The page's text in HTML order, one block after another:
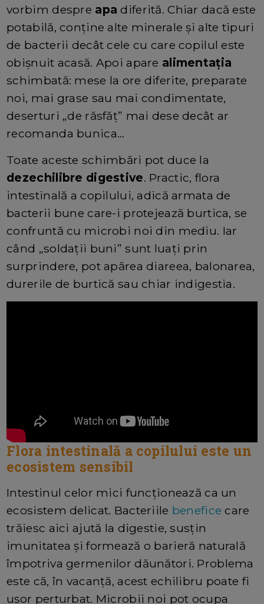
vorbim despre apadiferită. Chiar dacă este
potabilă, conține alte minerale și alte tipuri
de bacterii decât cele cu care copilul este
obișnuit acasă. Apoi apare alimentația
schimbată: mese la ore diferite, preparate
noi, mai grase sau mai condimentate,
deserturi „de răsfăț” mai dese decât ar
recomanda bunica…
Toate aceste schimbări pot duce la
dezechilibre digestive. Practic, flora
intestinală a copilului, adică armata de
bacterii bune care-i protejează burtica, se
confruntă cu microbi noi din mediu. Iar
când „soldații buni” sunt luați prin
surprindere, pot apărea diareea, balonarea,
durerile de burtică sau chiar indigestia.
Flora intestinală a copilului este un
ecosistem sensibil
Intestinul celor mici funcționează ca un
ecosistem delicat. Bacteriile benefice care
trăiesc aici ajută la digestie, susțin
imunitatea și formează o barieră naturală
împotriva germenilor dăunători. Problema
este că, în vacanță, acest echilibru poate fi
ușor perturbat. Microbii noi pot ocupa